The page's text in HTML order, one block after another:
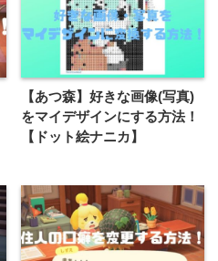
【あつ森】好きな画像(写真)
をマイデザインにする方法！
【ドット絵ナニカ】